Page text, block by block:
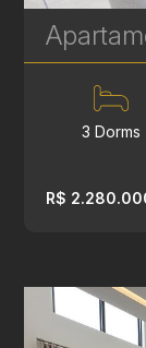
3 Dorms
R$